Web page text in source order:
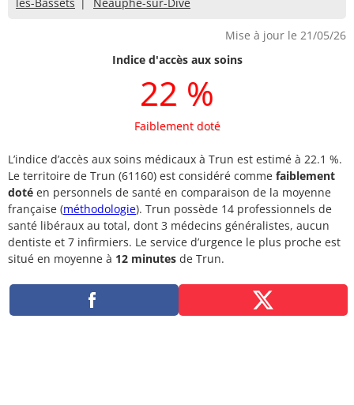
Mise à jour le 21/05/26
Indice d'accès aux soins
22 %
Faiblement doté
L’indice d’accès aux soins médicaux à Trun est estimé à 22.1 %.
Le territoire de Trun (61160) est considéré comme faiblement
doté en personnels de santé en comparaison de la moyenne
française (méthodologie). Trun possède 14 professionnels de
santé libéraux au total, dont 3 médecins généralistes, aucun
dentiste et 7 infirmiers. Le service d’urgence le plus proche est
situé en moyenne à 12 minutes de Trun.